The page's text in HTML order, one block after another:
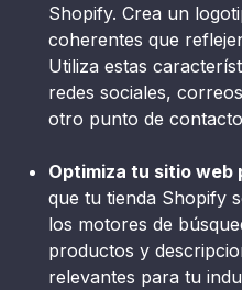
Shopify. Crea un
coherentes que
Utiliza estas
redes sociales,
otro punto de
Optimiza tu sitio web
que tu tienda Shopify
los motores de
productos y
relevantes para tu